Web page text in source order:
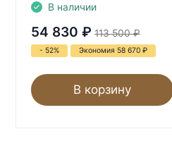
В наличии
54 830 ₽ 113 500 ₽
- 52% Экономия 58 670 ₽
В корзину